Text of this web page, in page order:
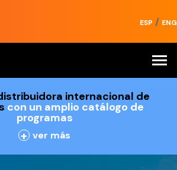
ESP / ENG
internacional de
con un amplio catálogo de
programas
+ ver más